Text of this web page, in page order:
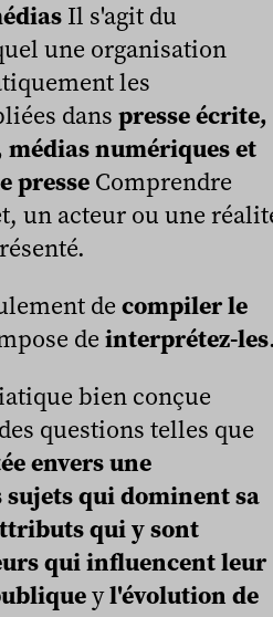
Il s'agit du
une organisation
les
dans presse écrite,
numériques et
presse Comprendre
un acteur ou une
de compiler le
de interprétez-les
bien conçue
questions telles que
envers une
sujets qui dominent sa
qui y sont
qui influencent leur
yl'évolution de